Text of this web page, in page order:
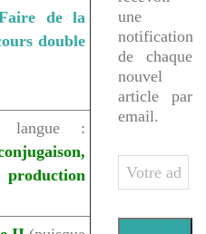
de la
double
langue :
une
notification
de chaque
nouvel
article par
email.
Votre
adresse